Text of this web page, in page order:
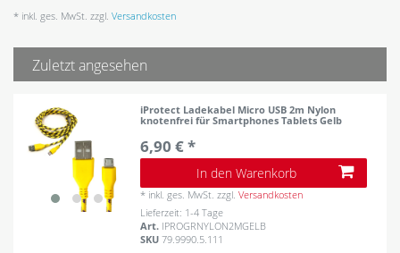
* inkl. ges. MwSt. zzgl. Versandkosten
Zuletzt angesehen
iProtect Ladekabel Micro USB 2m Nylon
knotenfrei für Smartphones Tablets Gelb
6,90 € *
In den Warenkorb
* inkl. ges. MwSt. zzgl.Versandkosten
Lieferzeit: 1-4 Tage
Art. IPROGRNYLON2MGELB
SKU79.9990.5.111